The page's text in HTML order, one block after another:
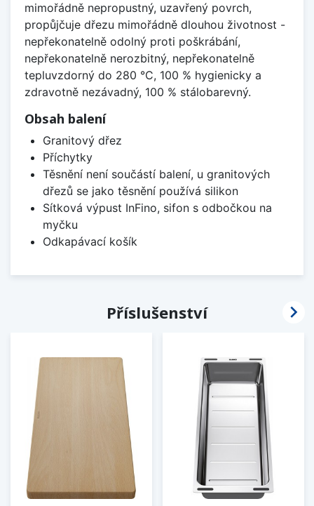
mimořádně nepropustný, uzavřený povrch,
propůjčuje dřezu mimořádně dlouhou životnost -
nepřekonatelně odolný proti poškrábání,
nepřekonatelně nerozbitný, nepřekonatelně
tepluvzdorný do 280 °C, 100 % hygienicky a
zdravotně nezávadný, 100 % stálobarevný.
Obsah balení
Granitový dřez
Příchytky
Těsnění není součástí balení, u granitových
dřezů se jako těsnění používá silikon
Sítková výpust InFino, sifon s odbočkou na
myčku
Odkapávací košík
Příslušenství 